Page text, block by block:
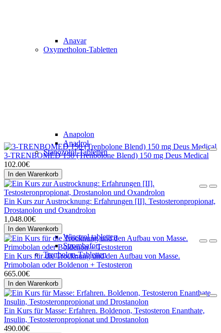
Anavar
Oxymetholon-Tabletten
Anapolon
Anadrol
Stanozolol-Tabletten
Winstrol tabletten
Strombafort
Trenbolon-Tabletten
3-TRENBOMED 150 (Trenbolone Blend) 150 mg Deus Medical
102.00€
In den Warenkorb
Ein Kurs zur Austrocknung: Erfahrungen [II]. Testosteronpropionat,
Drostanolon und Oxandrolon
1,048.00€
In den Warenkorb
Ein Kurs für die Trocknung und den Aufbau von Masse.
Primobolan oder Boldenon + Testosteron
665.00€
In den Warenkorb
Ein Kurs für Masse: Erfahren. Boldenon, Testosteron Enanthate,
Insulin, Testosteronpropionat und Drostanolon
490.00€